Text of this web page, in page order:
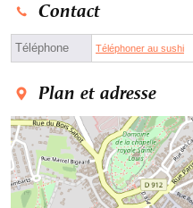
Contact
Téléphone Téléphoner au sushi
Plan et adresse